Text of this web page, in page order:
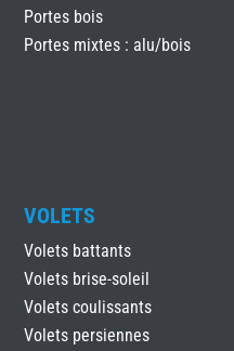
Portes bois
Portes mixtes : alu/bois
VOLETS
Volets battants
Volets brise-soleil
Volets coulissants
Volets persiennes